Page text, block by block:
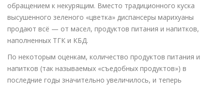
обращением к некурящим. Вместо традиционного куска
высушенного зеленого «цветка» диспансеры марихуаны
продают всё — от масел, продуктов питания и напитков,
наполненных ТГК и КБД.
По некоторым оценкам, количество продуктов питания и
напитков (так называемых «съедобных продуктов») в
последние годы значительно увеличилось, и теперь